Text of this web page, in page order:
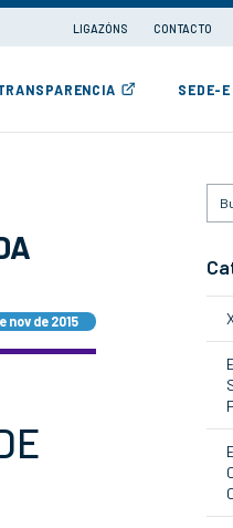
LIGAZÓNS CONTACTO
SEDE-E
nov de 2015